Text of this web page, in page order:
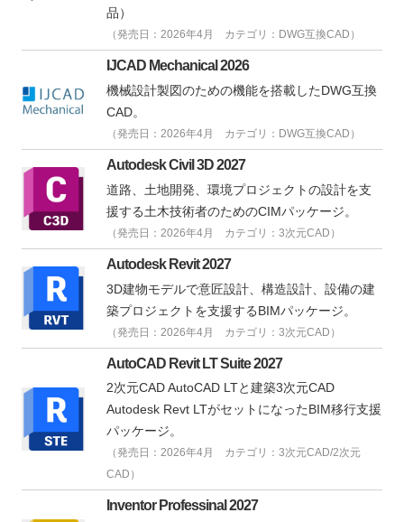
品）
（発売日：2026年4月 カテゴリ：DWG互換CAD）
IJCAD Mechanical 2026
機械設計製図のための機能を搭載したDWG互換
CAD。
（発売日：2026年4月 カテゴリ：DWG互換CAD）
Autodesk Civil 3D 2027
道路、土地開発、環境プロジェクトの設計を支
援する土木技術者のためのCIMパッケージ。
（発売日：2026年4月 カテゴリ：3次元CAD）
Autodesk Revit 2027
3D建物モデルで意匠設計、構造設計、設備の建
築プロジェクトを支援するBIMパッケージ。
（発売日：2026年4月 カテゴリ：3次元CAD）
AutoCAD Revit LT Suite 2027
2次元CAD AutoCAD LTと建築3次元CAD
Autodesk Revt LTがセットになったBIM移行支援
パッケージ。
（発売日：2026年4月 カテゴリ：3次元CAD/2次元
CAD）
Inventor Professinal 2027